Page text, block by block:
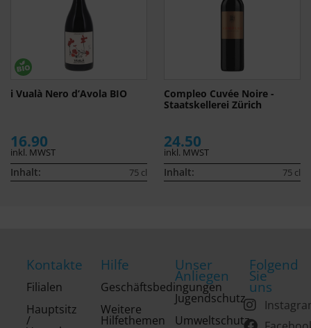
i Vualà Nero d’Avola BIO
16.90
inkl. MWST
Inhalt: 75 cl
Compleo Cuvée Noire -
Staatskellerei Zürich
24.50
inkl. MWST
Inhalt: 75 cl
Kontakte
Filialen
Hauptsitz
/
Hilfe
Geschäftsbedingungen
Weitere
Hilfethemen
Unser
Anliegen
Jugendschutz
Umweltschutz
Folgend
Sie
uns